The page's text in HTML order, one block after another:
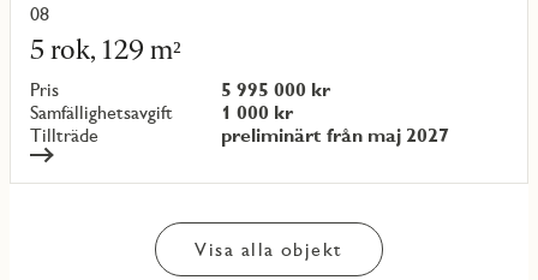
08
5 rok, 129 m²
Pris
5 995 000 kr
Samfällighetsavgift
1 000 kr
Tillträde
preliminärt från maj 2027
Läs
mer
om
objekt
{objectNumber}
Visa alla objekt